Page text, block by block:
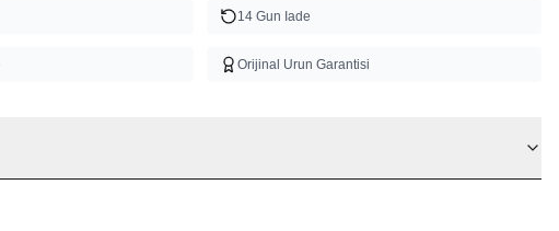
14 Gun Iade
Orijinal Urun Garantisi